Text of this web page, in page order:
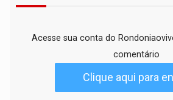
Acesse sua conta do
comentário
Clique aqui para